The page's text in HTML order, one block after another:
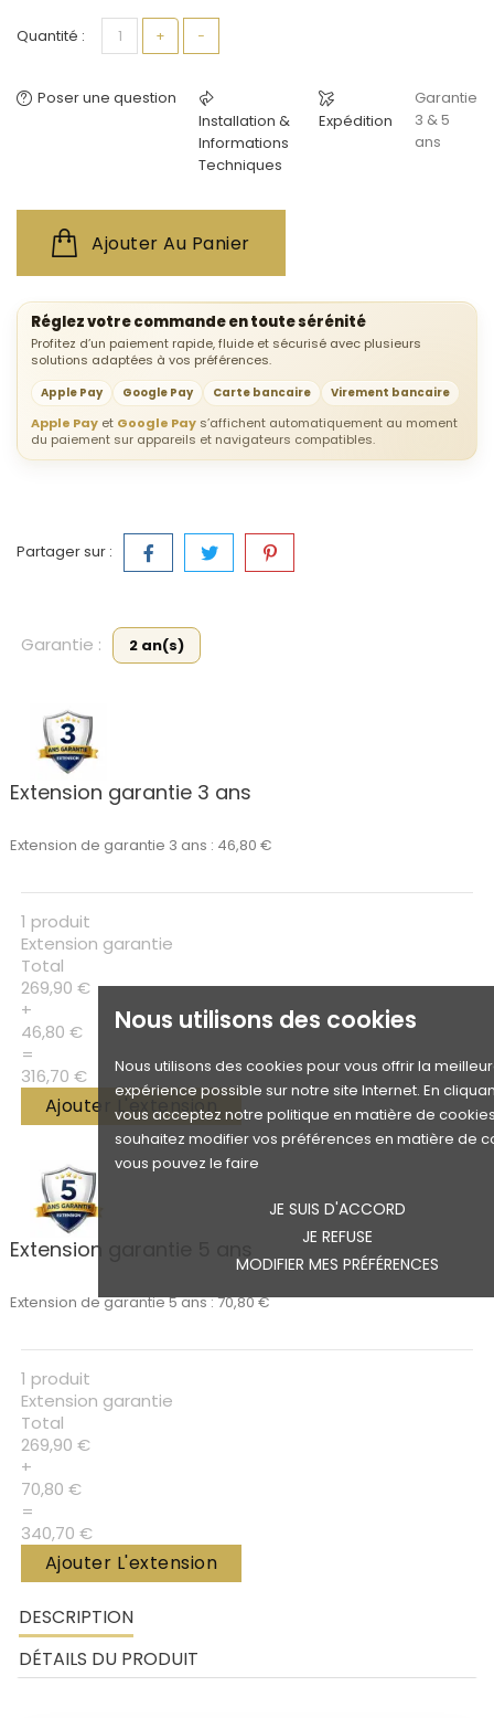
Nous utilisons des cookies
Nous utilisons des cookies pour vous offrir la
expérience possible sur notre site Internet. En
vous acceptez notre politique en matière de
souhaitez modifier vos préférences en matière de
vous pouvez le faire
JE SUIS D'ACCORD
JE REFUSE
MODIFIER MES PRÉFÉRENCES
Quantité : + −
Poser une question
Installation &
Informations
Techniques
Expédition
Garantie
3 & 5
ans
Ajouter Au Panier
Réglez votre commande en toute sérénité
Profitez d’un paiement rapide, fluide et sécurisé avec plusieurs
solutions adaptées à vos préférences.
Apple Pay Google Pay Carte bancaire Virement bancaire
Apple Pay et Google Pay s’affichent automatiquement au moment
du paiement sur appareils et navigateurs compatibles.
Partager sur :
Garantie : 2 an(s)
Extension garantie 3 ans
Extension de garantie 3 ans : 46,80 €
1 produit
Extension garantie
Total
269,90 €
+
46,80 €
=
316,70 €
Ajouter L'extension
Extension garantie 5 ans
Extension de garantie 5 ans : 70,80 €
1 produit
Extension garantie
Total
269,90 €
+
70,80 €
=
340,70 €
Ajouter L'extension
DESCRIPTION
DÉTAILS DU PRODUIT